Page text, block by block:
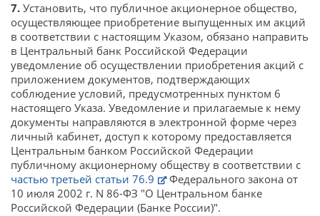
7. Установить, что публичное акционерное общество,
осуществляющее приобретение выпущенных им акций
в соответствии с настоящим Указом, обязано направить
в Центральный банк Российской Федерации
уведомление об осуществлении приобретения акций с
приложением документов, подтверждающих
соблюдение условий, предусмотренных пунктом 6
настоящего Указа. Уведомление и прилагаемые к нему
документы направляются в электронной форме через
личный кабинет, доступ к которому предоставляется
Центральным банком Российской Федерации
публичному акционерному обществу в соответствии с
частью третьей статьи 76.9
Федерального закона от
10 июля 2002 г. N 86-ФЗ "О Центральном банке
Российской Федерации (Банке России)".